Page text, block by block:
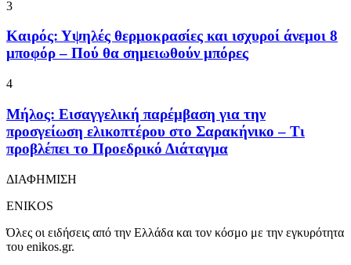
3
Καιρός: Υψηλές θερμοκρασίες και ισχυροί άνεμοι 8
μποφόρ – Πού θα σημειωθούν μπόρες
4
Μήλος: Εισαγγελική παρέμβαση για την
προσγείωση ελικοπτέρου στο Σαρακήνικο – Τι
προβλέπει το Προεδρικό Διάταγμα
ΔΙΑΦΗΜΙΣΗ
ENIKOS
Όλες οι ειδήσεις από την Ελλάδα και τον κόσμο με την εγκυρότητα
του enikos.gr.